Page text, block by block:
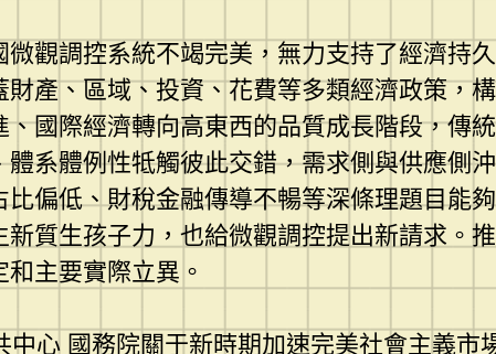
觀調控系統不竭完美，無力支持了經濟持
產、區域、投資、花費等多類經濟政策，
國際經濟轉向高東西的品質成長階段，傳
系體例性牴觸彼此交錯，需求側與供應側
偏低、財稅金融傳導不暢等深條理題目能
質生孩子力，也給微觀調控提出新請求。
主要實際立異。
心 國務院關于新時期加速完美社會主義市